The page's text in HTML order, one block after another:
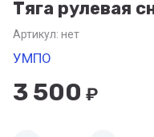
Тяга рулевая
Артикул: нет
УМПО
3 500 ₽